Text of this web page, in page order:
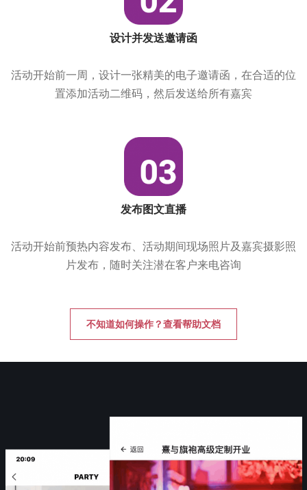
设计并发送邀请函
活动开始前一周，设计一张精美的电子邀请函，在合适的位
置添加活动二维码，然后发送给所有嘉宾
发布图文直播
活动开始前预热内容发布、活动期间现场照片及嘉宾摄影照
片发布，随时关注潜在客户来电咨询
不知道如何操作？查看帮助文档